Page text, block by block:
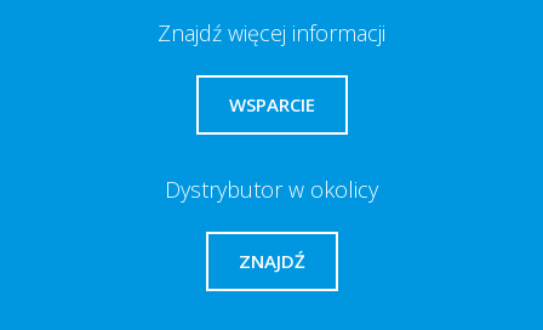
Znajdź więcej informacji
WSPARCIE
Dystrybutor w okolicy
ZNAJDŹ